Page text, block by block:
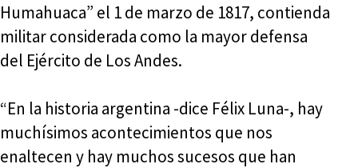
Humahuaca” el 1 de marzo de 1817, contienda
militar considerada como la mayor defensa
del Ejército de Los Andes.
“En la historia argentina -dice Félix Luna-, hay
muchísimos acontecimientos que nos
enaltecen y hay muchos sucesos que han